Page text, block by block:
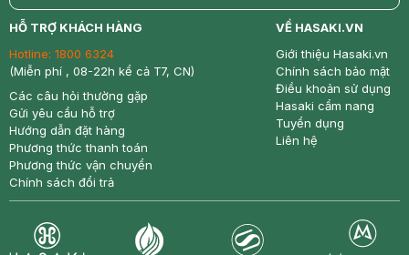
return nowfree price
HỖ TRỢ KHÁCH HÀNG
Hotline: 1800 6324
(Miễn phí , 08-22h kể cả T7, CN)
Các câu hỏi thường gặp
Gửi yêu cầu hỗ trợ
Hướng dẫn đặt hàng
Phương thức thanh toán
Phương thức vận chuyển
Chính sách đổi trả
VỀ HASAKI.VN
Giới thiệu Hasaki.vn
Chính sách bảo mật
Điều khoản sử dụng
Hasaki cẩm nang
Tuyển dụng
Liên hệ